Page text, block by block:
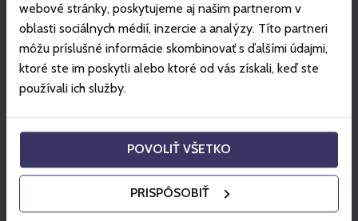
webové stránky, poskytujeme aj našim partnerom v
oblasti sociálnych médií, inzercie a analýzy. Títo partneri
môžu príslušné informácie skombinovať s ďalšími údajmi,
ktoré ste im poskytli alebo ktoré od vás získali, keď ste
používali ich služby.
POVOLIŤ VŠETKO
PRISPÔSOBIŤ
JASNÁ
Magický Chopok
Oddýchnite si v ikonickej Rotunda Chopok, kde si
doprajete kvalitnú gastronómiu s výhľadom, a
sledujte radosť svojich detí priamo z terasy vo